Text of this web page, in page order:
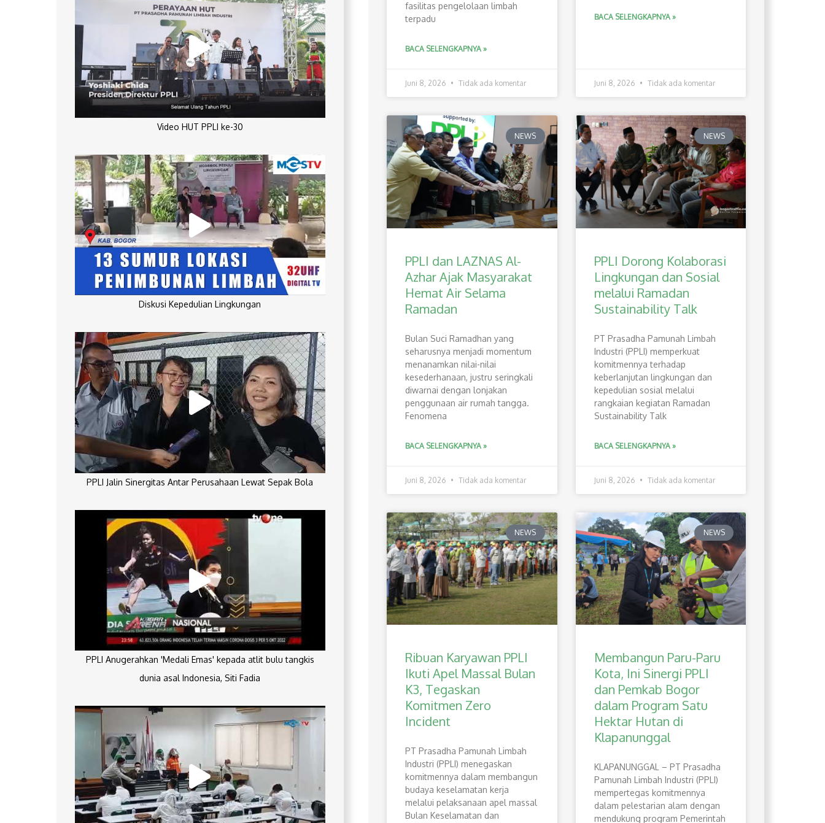
Video HUT PPLI ke-30
Diskusi Kepedulian Lingkungan
PPLI Jalin Sinergitas Antar Perusahaan Lewat Sepak Bola
PPLI Anugerahkan 'Medali Emas' kepada atlit bulu tangkis
dunia asal Indonesia, Siti Fadia
fasilitas pengelolaan limbah
terpadu
BACA SELENGKAPNYA »
Juni 8, 2026 Tidak ada komentar
BACA SELENGKAPNYA »
Juni 8, 2026 Tidak ada komentar
NEWS
PPLI dan LAZNAS Al-
Azhar Ajak Masyarakat
Hemat Air Selama
Ramadan
Bulan Suci Ramadhan yang
seharusnya menjadi momentum
menanamkan nilai-nilai
kesederhanaan, justru seringkali
diwarnai dengan lonjakan
penggunaan air rumah tangga.
Fenomena
BACA SELENGKAPNYA »
Juni 8, 2026 Tidak ada komentar
NEWS
PPLI Dorong Kolaborasi
Lingkungan dan Sosial
melalui Ramadan
Sustainability Talk
PT Prasadha Pamunah Limbah
Industri (PPLI) memperkuat
komitmennya terhadap
keberlanjutan lingkungan dan
kepedulian sosial melalui
rangkaian kegiatan Ramadan
Sustainability Talk
BACA SELENGKAPNYA »
Juni 8, 2026 Tidak ada komentar
NEWS
Ribuan Karyawan PPLI
Ikuti Apel Massal Bulan
K3, Tegaskan
Komitmen Zero
Incident
PT Prasadha Pamunah Limbah
Industri (PPLI) menegaskan
komitmennya dalam membangun
budaya keselamatan kerja
melalui pelaksanaan apel massal
Bulan Keselamatan dan
NEWS
Membangun Paru-Paru
Kota, Ini Sinergi PPLI
dan Pemkab Bogor
dalam Program Satu
Hektar Hutan di
Klapanunggal
​KLAPANUNGGAL – PT Prasadha
Pamunah Limbah Industri (PPLI)
mempertegas komitmennya
dalam pelestarian alam dengan
mendukung program Pemerintah